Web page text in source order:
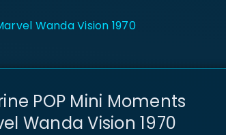
Wanda Vision 1970
POP Mini Moments
Wanda Vision 1970